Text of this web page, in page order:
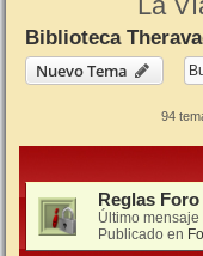
Biblioteca
Nuevo Tema
94
Reglas
Último mensaje
Publicado en